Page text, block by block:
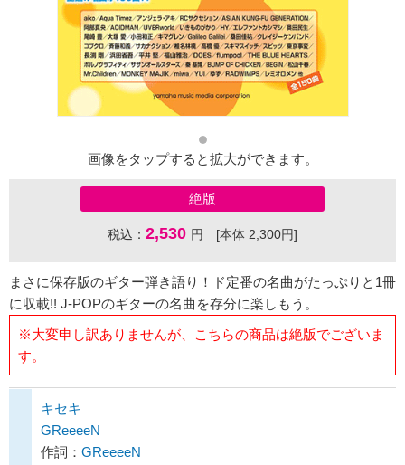
画像をタップすると拡大ができます。
絶版
税込： 2,530 円 [本体 2,300円]
まさに保存版のギター弾き語り！ド定番の名曲がたっぷりと1冊
に収載!! J-POPのギターの名曲を存分に楽しもう。
※大変申し訳ありませんが、こちらの商品は絶版でございま
す。
キセキ
GReeeeN
作詞： GReeeeN